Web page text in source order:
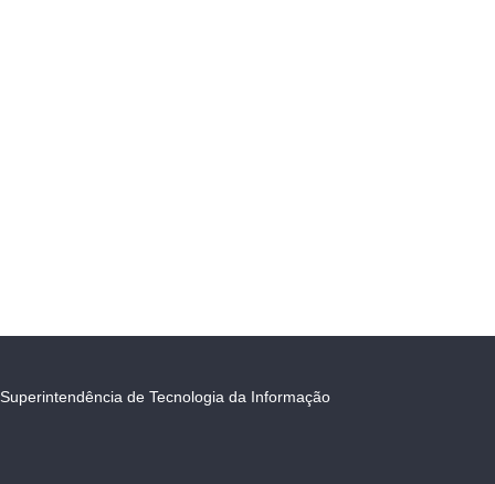
Superintendência de Tecnologia da Informação